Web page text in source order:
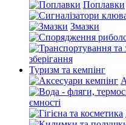
Поплавки
Змазки
зберігання
Туризм та кемпінг
ємності